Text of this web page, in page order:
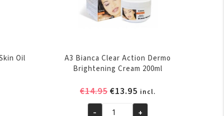
Oil
A3 Bianca Clear Action Dermo
Brightening Cream 200ml
€14.95 Oorspronkelijke
€13.95 Huidige
prijs
incl.
- +